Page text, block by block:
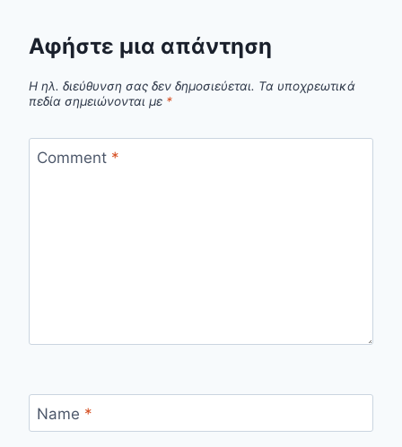
Αφήστε μια απάντηση
Η ηλ. διεύθυνση σας δεν δημοσιεύεται. Τα υποχρεωτικά
πεδία σημειώνονται με *
Comment *
Name *